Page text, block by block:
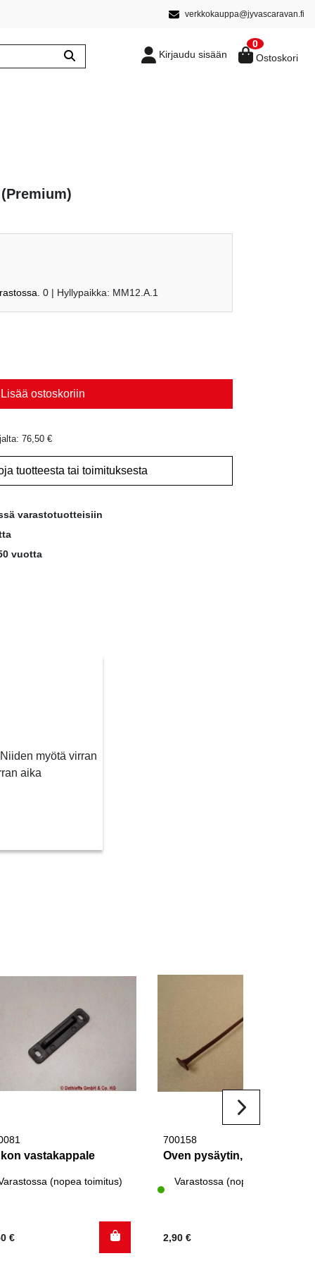
verkkokauppa@jyvascaravan.fi
Kirjaudu sisään
0
Ostoskori
0 | Hyllypaikka: MM12.A.1
Lisää ostoskoriin
76,50 €
tuotteesta tai toimituksesta
varastotuotteisiin
vuotta
myötä virran
aika
vastakappale
(nopea toimitus)
€
700158
Oven pysäytin, ruskea
Varastossa (nopea toimitus)
2,90€